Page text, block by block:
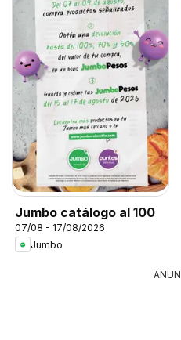
Jumbo catálogo al 100
07/08 - 17/08/2026
Jumbo